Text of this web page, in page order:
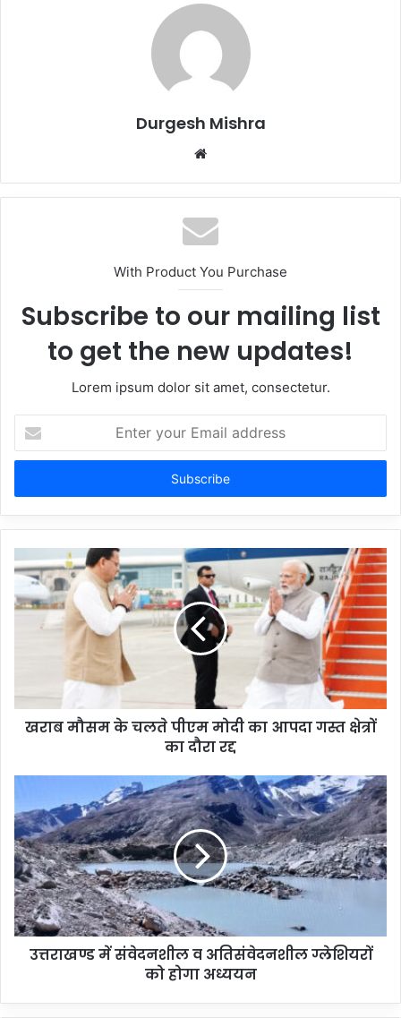
Durgesh Mishra
Website
With Product You Purchase
Subscribe to our mailing list
to get the new updates!
Lorem ipsum dolor sit amet, consectetur.
your
Email
खराब मौसम के चलते पीएम मोदी का आपदा गस्त क्षेत्रों
का दौरा रद्द
उत्तराखण्ड में संवेदनशील व अतिसंवेदनशील ग्लेशियरों
को होगा अध्ययन